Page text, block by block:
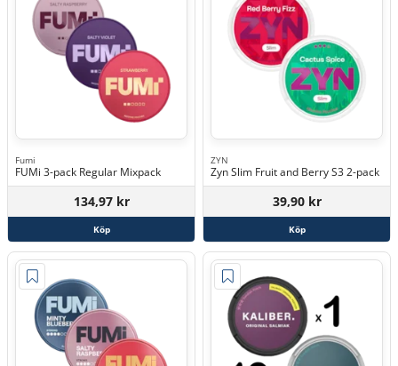
Fumi
FUMi 3-pack Regular Mixpack
134,97 kr
Köp
ZYN
Zyn Slim Fruit and Berry S3 2-pack
39,90 kr
Köp